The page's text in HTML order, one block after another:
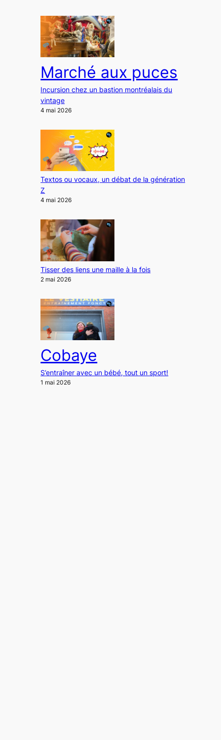
Marché aux puces
Incursion chez un bastion montréalais du
vintage
4 mai 2026
Textos ou vocaux, un débat de la génération
Z
4 mai 2026
Tisser des liens une maille à la fois
2 mai 2026
Cobaye
S’entraîner avec un bébé, tout un sport!
1 mai 2026